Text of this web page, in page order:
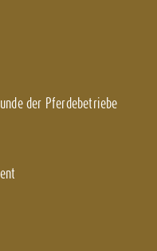
der Pferdebetriebe